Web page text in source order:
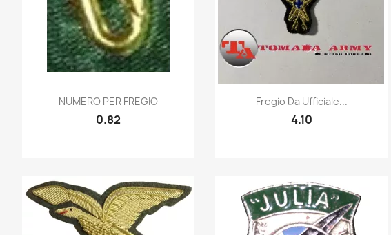
Quick view
NUMERO PER FREGIO
0.82
Quick view
Fregio Da Ufficiale...
4.10